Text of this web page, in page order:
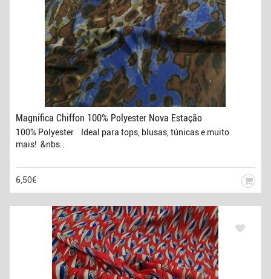
Magnífica Chiffon 100% Polyester Nova Estação
100% Polyester Ideal para tops, blusas, túnicas e muito
mais! &nbs..
6,50€